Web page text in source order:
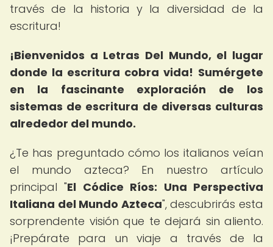
través de la historia y la diversidad de la
escritura!
¡Bienvenidos a Letras Del Mundo, el lugar
donde la escritura cobra vida! Sumérgete
en la fascinante exploración de los
sistemas de escritura de diversas culturas
alrededor del mundo.
¿Te has preguntado cómo los italianos veían
el mundo azteca? En nuestro artículo
principal "El Códice Ríos: Una Perspectiva
Italiana del Mundo Azteca", descubrirás esta
sorprendente visión que te dejará sin aliento.
¡Prepárate para un viaje a través de la